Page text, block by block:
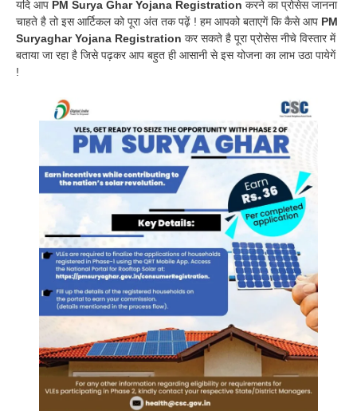
यदि आप PM Surya Ghar Yojana Registration करने का प्रोसेस जानना
चाहते है तो इस आर्टिकल को पूरा अंत तक पढ़ें ! हम आपको बताएगें कि कैसे आप PM
Suryaghar Yojana Registration कर सकते है पूरा प्रोसेस नीचे विस्तार में
बताया जा रहा है जिसे पढ़कर आप बहुत ही आसानी से इस योजना का लाभ उठा पायेगें
!